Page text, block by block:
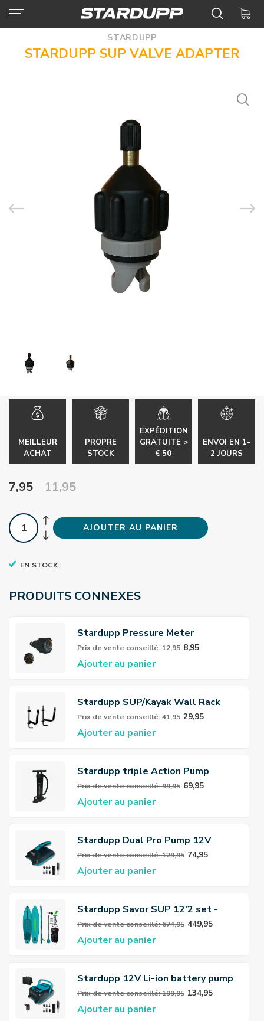
STARDUPP
STARDUPP SUP VALVE ADAPTER
MEILLEUR
ACHAT
PROPRE
STOCK
EXPÉDITION
GRATUITE >
€ 50
ENVOI EN 1-
2 JOURS
7,95 11,95
AJOUTER AU PANIER
EN STOCK
PRODUITS CONNEXES
Stardupp Pressure Meter
Prix ​​de vente conseillé: 12,95 8,95
Ajouter au panier
Stardupp SUP/Kayak Wall Rack
Prix ​​de vente conseillé: 41,95 29,95
Ajouter au panier
Stardupp triple Action Pump
Prix ​​de vente conseillé: 99,95 69,95
Ajouter au panier
Stardupp Dual Pro Pump 12V
Prix ​​de vente conseillé: 129,95 74,95
Ajouter au panier
Stardupp Savor SUP 12'2 set -
Touring SUP Board
Prix ​​de vente conseillé: 674,95 449,95
Ajouter au panier
Stardupp 12V Li-ion battery pump
rechargeable
Prix ​​de vente conseillé: 199,95 134,95
Ajouter au panier